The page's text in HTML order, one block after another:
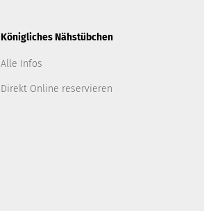
Königliches Nähstübchen
Alle Infos
Direkt Online reservieren